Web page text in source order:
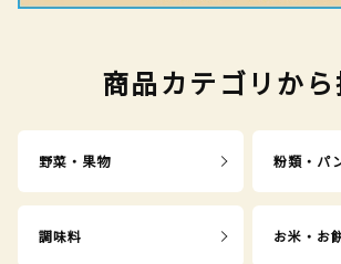
商品カテゴリか
野菜・果物 粉類・パ
調味料 お米・お